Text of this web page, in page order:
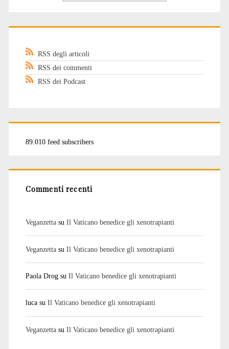
RSS degli articoli
RSS dei commenti
RSS dei Podcast
89.010 feed subscribers
Commenti recenti
Veganzettasu Il Vaticano benedice gli xenotrapianti
Veganzettasu Il Vaticano benedice gli xenotrapianti
Paola Drogsu Il Vaticano benedice gli xenotrapianti
lucasu Il Vaticano benedice gli xenotrapianti
Veganzettasu Il Vaticano benedice gli xenotrapianti